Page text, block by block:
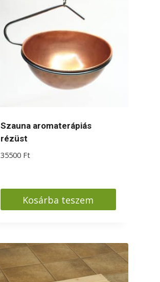
Szauna aromaterápiás
rézüst
35500 Ft
Kosárba teszem